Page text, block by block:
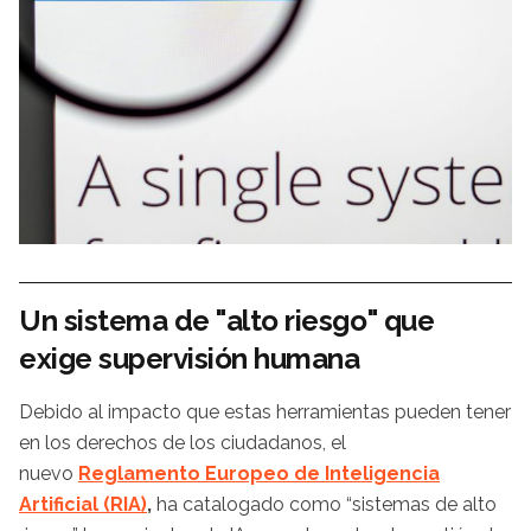
Un sistema de "alto riesgo" que
exige supervisión humana
Debido al impacto que estas herramientas pueden tener
en los derechos de los ciudadanos, el
nuevo Reglamento Europeo de Inteligencia
Artificial (RIA), ha catalogado como “sistemas de alto